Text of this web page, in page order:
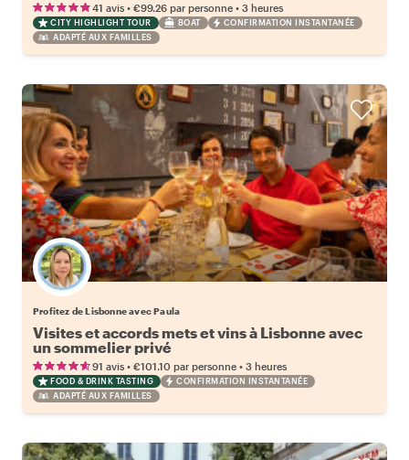
41 avis • €99.26 par personne • 3 heures
CITY HIGHLIGHT TOUR BOAT
CONFIRMATION INSTANTANÉE
ADAPTÉ AUX FAMILLES
Profitez de Lisbonne avec Paula
Visites et accords mets et vins à Lisbonne avec
un sommelier privé
91 avis • €101.10 par personne • 3 heures
FOOD & DRINK TASTING
CONFIRMATION INSTANTANÉE
ADAPTÉ AUX FAMILLES